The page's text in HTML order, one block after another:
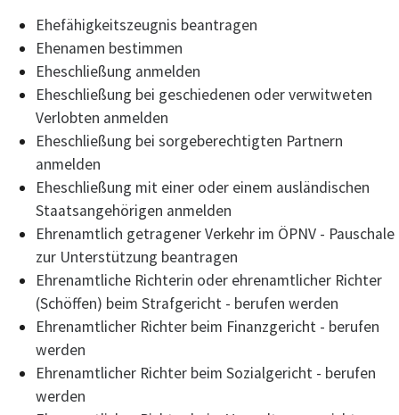
Ehefähigkeitszeugnis beantragen
Ehenamen bestimmen
Eheschließung anmelden
Eheschließung bei geschiedenen oder verwitweten
Verlobten anmelden
Eheschließung bei sorgeberechtigten Partnern
anmelden
Eheschließung mit einer oder einem ausländischen
Staatsangehörigen anmelden
Ehrenamtlich getragener Verkehr im ÖPNV - Pauschale
zur Unterstützung beantragen
Ehrenamtliche Richterin oder ehrenamtlicher Richter
(Schöffen) beim Strafgericht - berufen werden
Ehrenamtlicher Richter beim Finanzgericht - berufen
werden
Ehrenamtlicher Richter beim Sozialgericht - berufen
werden